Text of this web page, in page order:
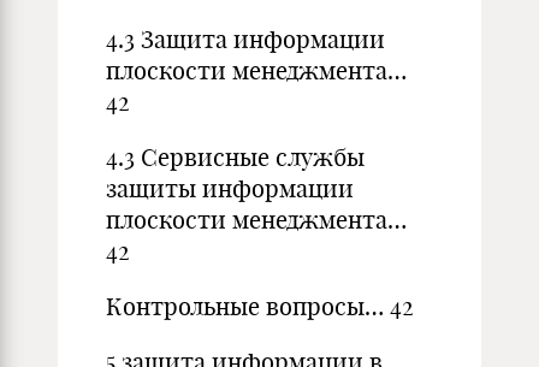
4.3 Защита информации
плоскости менеджмента…
42
4.3 Сервисные службы
защиты информации
плоскости менеджмента…
42
Контрольные вопросы… 42